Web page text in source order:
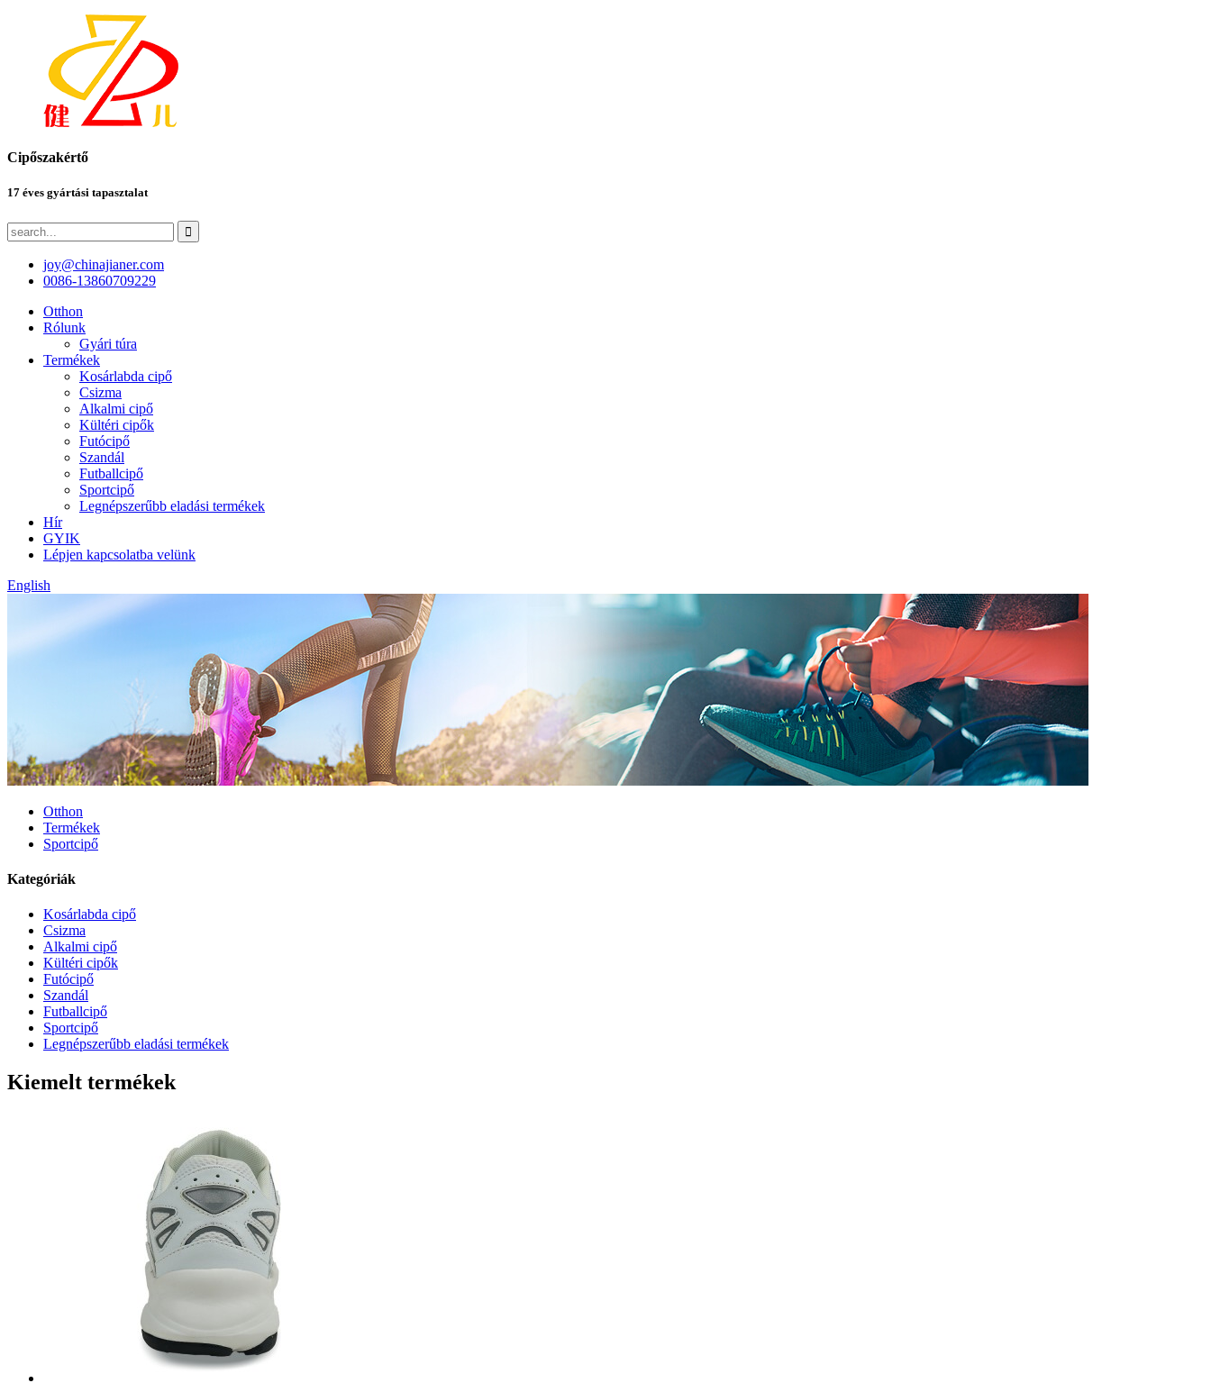
Cipőszakértő
17 éves gyártási tapasztalat
joy@chinajianer.com
0086-13860709229
Otthon
Rólunk
Gyári túra
Termékek
Kosárlabda cipő
Csizma
Alkalmi cipő
Kültéri cipők
Futócipő
Szandál
Futballcipő
Sportcipő
Legnépszerűbb eladási termékek
Hír
GYIK
Lépjen kapcsolatba velünk
English
Otthon
Termékek
Sportcipő
Kategóriák
Kosárlabda cipő
Csizma
Alkalmi cipő
Kültéri cipők
Futócipő
Szandál
Futballcipő
Sportcipő
Legnépszerűbb eladási termékek
Kiemelt termékek